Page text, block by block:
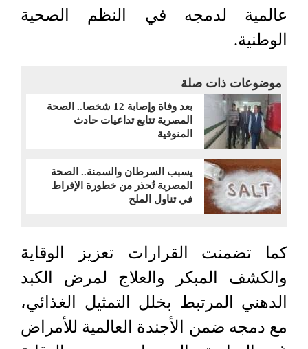
عالمية لدمجه في النظم الصحية
الوطنية.
موضوعات ذات صلة
بعد وفاة وإصابة 12 شخصا.. الصحة
المصرية تتابع تداعيات حادث
المنوفية
يسبب السرطان والسمنة.. الصحة
المصرية تُحذر من خطورة الإفراط
في تناول الملح
كما تضمنت القرارات تعزيز الوقاية
والكشف المبكر والعلاج لمرض الكبد
الدهني المرتبط بخلل التمثيل الغذائي،
مع دمجه ضمن الأجندة العالمية للأمراض